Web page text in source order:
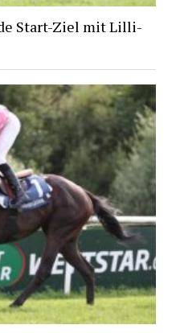
Start-Ziel mit Lilli-